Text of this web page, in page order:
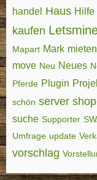
handel Haus Hilfe
kaufen
Mapart Mark mieten
move Neu Neues
Pferde Plugin
schön server shop
suche Supporter
Umfrage update
vorschlag